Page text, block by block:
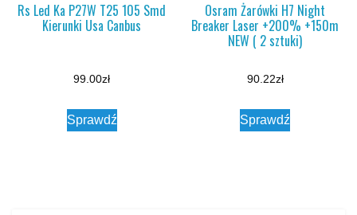
Rs Led Ka P27W T25 105 Smd
Kierunki Usa Canbus
99.00zł
Sprawdź
Osram Żarówki H7 Night
Breaker Laser +200% +150m
NEW ( 2 sztuki)
90.22zł
Sprawdź